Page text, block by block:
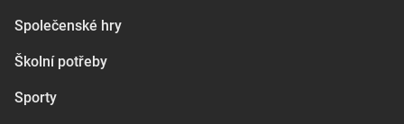
Společenské hry
Školní potřeby
Sporty